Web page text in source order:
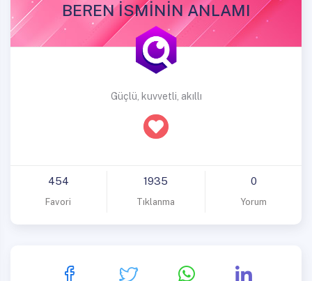
BEREN İSMİNİN ANLAMI
Güçlü, kuvvetli, akıllı
454
Favori
1935
Tıklanma
0
Yorum